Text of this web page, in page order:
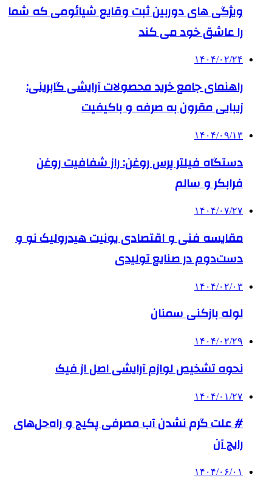
ویژگی های دوربین ثبت وقایع شیائومی که شما
را عاشق خود می کند
۱۴۰۴/۰۲/۲۴
راهنمای جامع خرید محصولات آرایشی گابرینی:
زیبایی مقرون به صرفه و باکیفیت
۱۴۰۴/۰۹/۱۳
دستگاه فیلتر پرس روغن: راز شفافیت روغن
فرابکر و سالم
۱۴۰۴/۰۷/۲۷
مقایسه فنی و اقتصادی یونیت هیدرولیک نو و
دست‌دوم در صنایع تولیدی
۱۴۰۴/۰۲/۰۳
لوله بازکنی سمنان
۱۴۰۴/۰۲/۲۹
نحوه تشخیص لوازم آرایشی اصل از فیک
۱۴۰۴/۰۱/۲۷
# علت گرم نشدن آب مصرفی پکیج و راه‌حل‌های
رایج آن
۱۴۰۴/۰۶/۰۱